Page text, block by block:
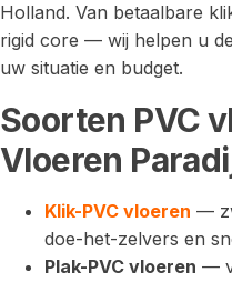
Holland. Van betaalbare
rigid core — wij helpen u
uw situatie en budget.
Soorten PVC
Vloeren
Klik-PVC vloeren —
doe-het-zelvers en
Plak-PVC vloeren —